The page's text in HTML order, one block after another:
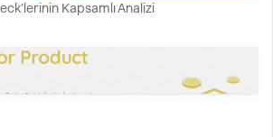
Kapsamlı Analizi